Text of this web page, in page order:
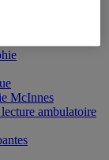
Grantham
McInnes
ambulatoire